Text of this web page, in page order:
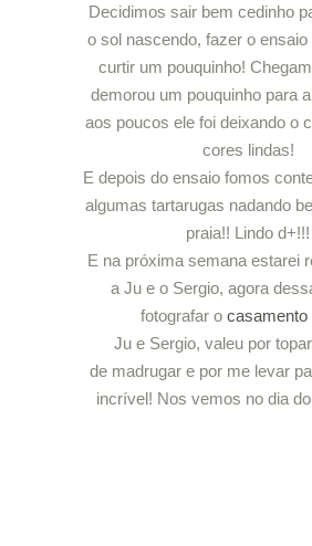
Decidimos sair bem cedinho
o sol nascendo, fazer o ensaio
curtir um pouquinho!
demorou um pouquinho para
aos poucos ele foi deixando o
cores lindas!
E depois do ensaio fomos
algumas tartarugas nadando
praia!! Lindo d+!!!
E na próxima semana estarei
a Ju e o Sergio, agora
fotografar o casamento
Ju e Sergio, valeu por
de madrugar e por me levar
incrível! Nos vemos no dia do